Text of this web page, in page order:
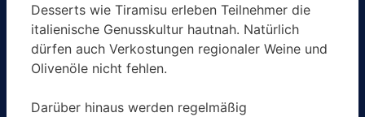
Desserts wie Tiramisu erleben Teilnehmer die
italienische Genusskultur hautnah. Natürlich
dürfen auch Verkostungen regionaler Weine und
Olivenöle nicht fehlen.
Darüber hinaus werden regelmäßig